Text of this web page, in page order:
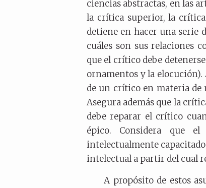
ciencias abstractas, en las
la crítica superior, la
detiene en hacer una serie
cuáles son sus relaciones
que el crítico debe
ornamentos y la
de un crítico en materia de
Asegura además que la
debe reparar el crítico
épico. Considera que
intelectualmente
intelectual a partir del cual
A propósito de estos